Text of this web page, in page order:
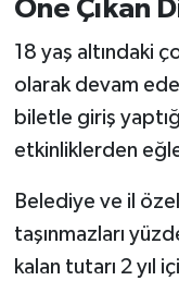
Öne Çıkan
18 yaş altındaki
olarak devam
biletle giriş
etkinliklerden
Belediye ve il
taşınmazları
kalan tutarı 2 yıl